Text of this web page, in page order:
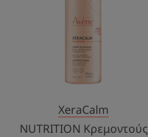
XeraCalm
NUTRITION Κρεμοντούς